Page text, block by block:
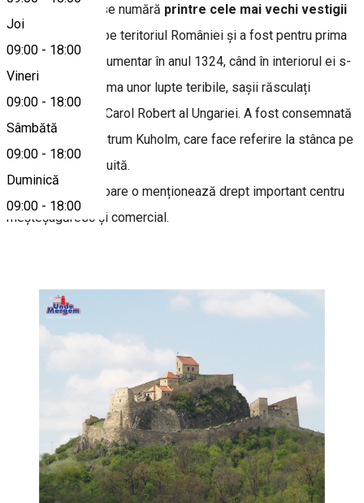
Joi
09:00 - 18:00
Vineri
09:00 - 18:00
Sâmbătă
09:00 - 18:00
Duminică
09:00 - 18:00
se numără printre cele mai vechi vestigii
de pe teritoriul României și a fost pentru prima
dată atestată documentar în anul 1324, când în interiorul ei s-
au adăpostit, în urma unor lupte teribile, sașii răsculați
împotriva regelui Carol Robert al Ungariei. A fost consemnată
cu denumirea Castrum Kuholm, care face referire la stânca pe
care a fost construită.
Documente ulterioare o menționează drept important centru
meșteșugăresc și comercial.